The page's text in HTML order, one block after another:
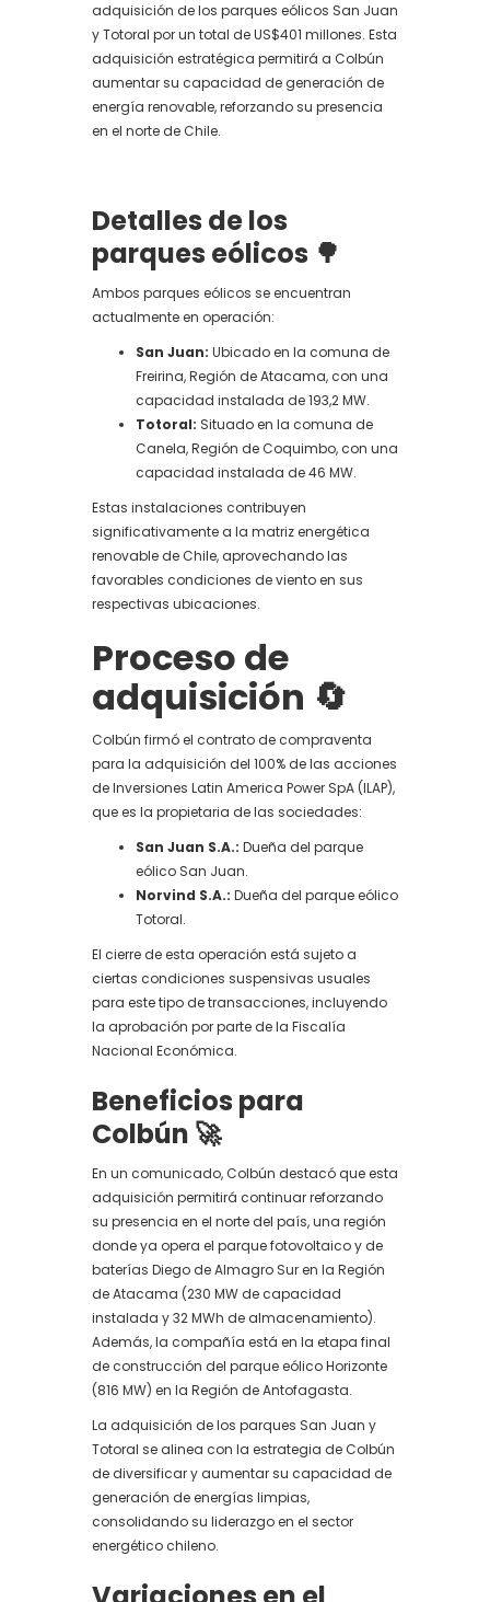
adquisición de los parques eólicos San Juan
y Totoral por un total de US$401 millones. Esta
adquisición estratégica permitirá a Colbún
aumentar su capacidad de generación de
energía renovable, reforzando su presencia
en el norte de Chile.
Detalles de los
parques eólicos 🌳
Ambos parques eólicos se encuentran
actualmente en operación:
San Juan: Ubicado en la comuna de
Freirina, Región de Atacama, con una
capacidad instalada de 193,2 MW.
Totoral: Situado en la comuna de
Canela, Región de Coquimbo, con una
capacidad instalada de 46 MW.
Estas instalaciones contribuyen
significativamente a la matriz energética
renovable de Chile, aprovechando las
favorables condiciones de viento en sus
respectivas ubicaciones.
Proceso de
adquisición 🔄
Colbún firmó el contrato de compraventa
para la adquisición del 100% de las acciones
de Inversiones Latin America Power SpA (ILAP),
que es la propietaria de las sociedades:
San Juan S.A.: Dueña del parque
eólico San Juan.
Norvind S.A.: Dueña del parque eólico
Totoral.
El cierre de esta operación está sujeto a
ciertas condiciones suspensivas usuales
para este tipo de transacciones, incluyendo
la aprobación por parte de la Fiscalía
Nacional Económica.
Beneficios para
Colbún 🚀
En un comunicado, Colbún destacó que esta
adquisición permitirá continuar reforzando
su presencia en el norte del país, una región
donde ya opera el parque fotovoltaico y de
baterías Diego de Almagro Sur en la Región
de Atacama (230 MW de capacidad
instalada y 32 MWh de almacenamiento).
Además, la compañía está en la etapa final
de construcción del parque eólico Horizonte
(816 MW) en la Región de Antofagasta.
La adquisición de los parques San Juan y
Totoral se alinea con la estrategia de Colbún
de diversificar y aumentar su capacidad de
generación de energías limpias,
consolidando su liderazgo en el sector
energético chileno.